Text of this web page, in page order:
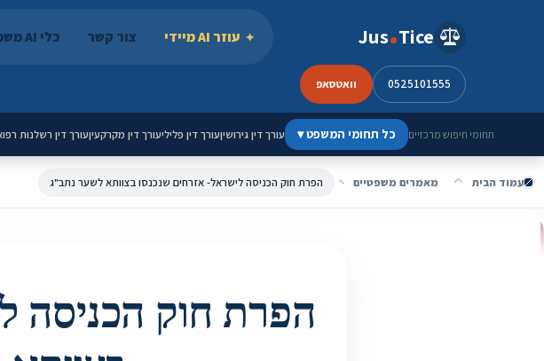
Jus Tice עוזר AI מיידי צור קשר כלי AI משפטיים
0525101555 וואטסאפ
תחומי חיפוש מרכזיים כל תחומי המשפט▾ עורך דין גירושיןעורך דין פליליעורך דין מקרקעיןעורך דין רשלנות
עמוד הבית מאמרים משפטיים הפרת חוק הכניסה לישראל- אזרחים שנכנסו בצוותא לשער נתב"ג
הפרת חוק הכניסה